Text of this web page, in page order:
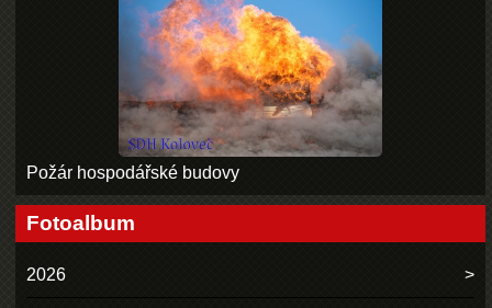
Požár hospodářské budovy
Fotoalbum
2026